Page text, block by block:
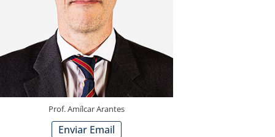
Prof. Amílcar Arantes
Enviar Email